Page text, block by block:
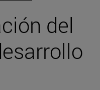
del